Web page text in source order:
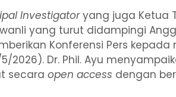
Investigatoryang juga Ketua
yang turut didampingi
Konferensi Pers
2026). Dr. Phil. Ayu
secaraopen access dengan